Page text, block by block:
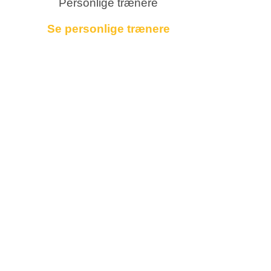
Personlige trænere
Se personlige trænere